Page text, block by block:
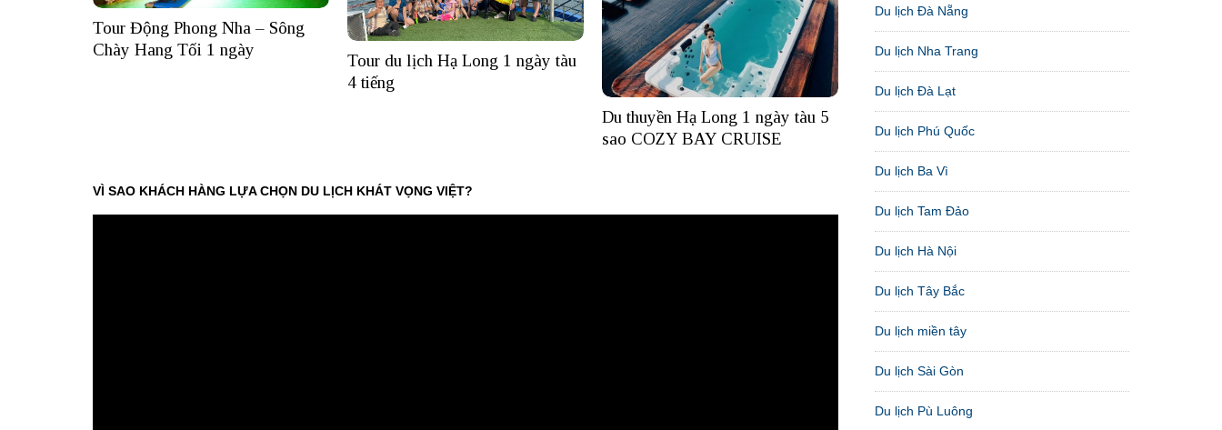
Tour Động Phong Nha – Sông
Chày Hang Tối 1 ngày
Tour du lịch Hạ Long 1 ngày tàu
4 tiếng
Du thuyền Hạ Long 1 ngày tàu 5
sao COZY BAY CRUISE
VÌ SAO KHÁCH HÀNG LỰA CHỌN DU LỊCH KHÁT VỌNG VIỆT?
Du lịch Đà Nẵng
Du lịch Nha Trang
Du lịch Đà Lạt
Du lịch Phú Quốc
Du lịch Ba Vì
Du lịch Tam Đảo
Du lịch Hà Nội
Du lịch Tây Bắc
Du lịch miền tây
Du lịch Sài Gòn
Du lịch Pù Luông